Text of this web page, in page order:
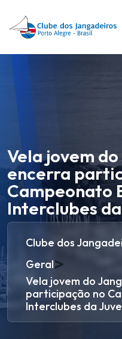
Vela jovem
encerra
Campeonato
Interclubes
Clube dos
Geral>
Vela jovem do
participação no
Interclubes da